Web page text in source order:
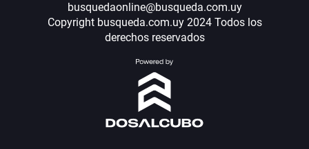
busquedaonline@busqueda.com.uy
Copyright busqueda.com.uy 2024 Todos los
derechos reservados